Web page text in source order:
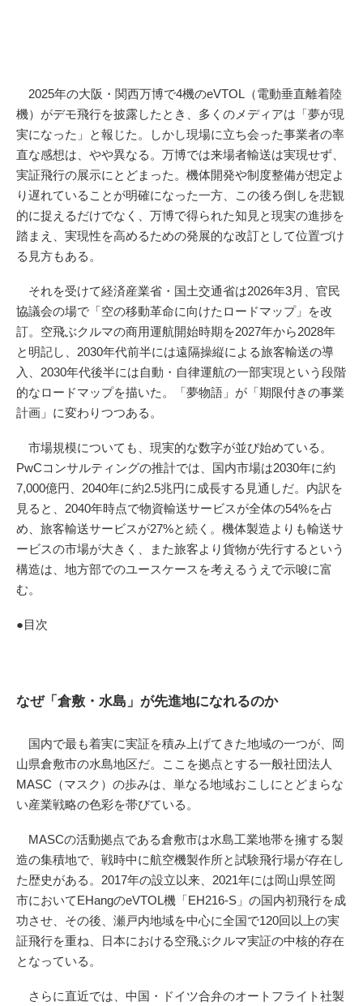
2025年の大阪・関西万博で4機のeVTOL（電動垂直離着陸
機）がデモ飛行を披露したとき、多くのメディアは「夢が現
実になった」と報じた。しかし現場に立ち会った事業者の率
直な感想は、やや異なる。万博では来場者輸送は実現せず、
実証飛行の展示にとどまった。機体開発や制度整備が想定よ
り遅れていることが明確になった一方、この後ろ倒しを悲観
的に捉えるだけでなく、万博で得られた知見と現実の進捗を
踏まえ、実現性を高めるための発展的な改訂として位置づけ
る見方もある。
それを受けて経済産業省・国土交通省は2026年3月、官民
協議会の場で「空の移動革命に向けたロードマップ」を改
訂。空飛ぶクルマの商用運航開始時期を2027年から2028年
と明記し、2030年代前半には遠隔操縦による旅客輸送の導
入、2030年代後半には自動・自律運航の一部実現という段階
的なロードマップを描いた。「夢物語」が「期限付きの事業
計画」に変わりつつある。
市場規模についても、現実的な数字が並び始めている。
PwCコンサルティングの推計では、国内市場は2030年に約
7,000億円、2040年に約2.5兆円に成長する見通しだ。内訳を
見ると、2040年時点で物資輸送サービスが全体の54%を占
め、旅客輸送サービスが27%と続く。機体製造よりも輸送サ
ービスの市場が大きく、また旅客より貨物が先行するという
構造は、地方部でのユースケースを考えるうえで示唆に富
む。
●目次
なぜ「倉敷・水島」が先進地になれるのか
国内で最も着実に実証を積み上げてきた地域の一つが、岡
山県倉敷市の水島地区だ。ここを拠点とする一般社団法人
MASC（マスク）の歩みは、単なる地域おこしにとどまらな
い産業戦略の色彩を帯びている。
MASCの活動拠点である倉敷市は水島工業地帯を擁する製
造の集積地で、戦時中に航空機製作所と試験飛行場が存在し
た歴史がある。2017年の設立以来、2021年には岡山県笠岡
市においてEHangのeVTOL機「EH216-S」の国内初飛行を成
功させ、その後、瀬戸内地域を中心に全国で120回以上の実
証飛行を重ね、日本における空飛ぶクルマ実証の中核的存在
となっている。
さらに直近では、中国・ドイツ合弁のオートフライト社製